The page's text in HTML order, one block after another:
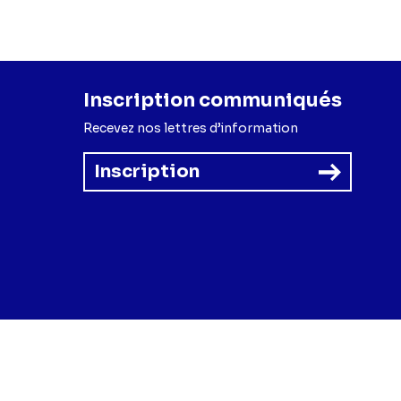
Inscription communiqués
Recevez nos lettres d’information
Inscription